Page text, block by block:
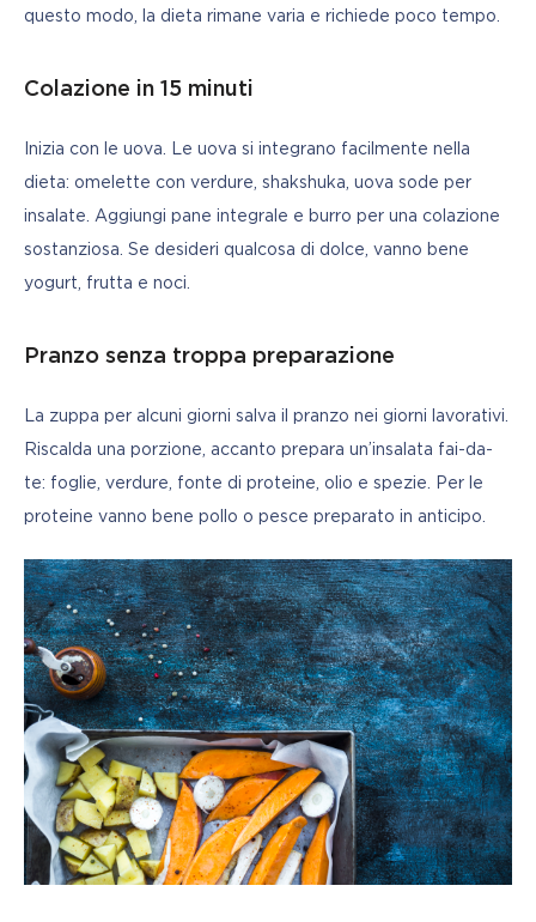
questo modo, la dieta rimane varia e richiede poco tempo.
Colazione in 15 minuti
Inizia con le uova. Le uova si integrano facilmente nella
dieta: omelette con verdure, shakshuka, uova sode per
insalate. Aggiungi pane integrale e burro per una colazione
sostanziosa. Se desideri qualcosa di dolce, vanno bene
yogurt, frutta e noci.
Pranzo senza troppa preparazione
La zuppa per alcuni giorni salva il pranzo nei giorni lavorativi.
Riscalda una porzione, accanto prepara un’insalata fai-da-
te: foglie, verdure, fonte di proteine, olio e spezie. Per le
proteine vanno bene pollo o pesce preparato in anticipo.